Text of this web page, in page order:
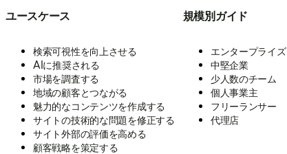
ユースケース
検索可視性を向上させる
AIに推奨される
市場を調査する
地域の顧客とつながる
魅力的なコンテンツを作成する
サイトの技術的な問題を修正する
サイト外部の評価を高める
顧客戦略を策定する
規模別ガイド
エンタープライズ
中堅企業
少人数のチーム
個人事業主
フリーランサー
代理店